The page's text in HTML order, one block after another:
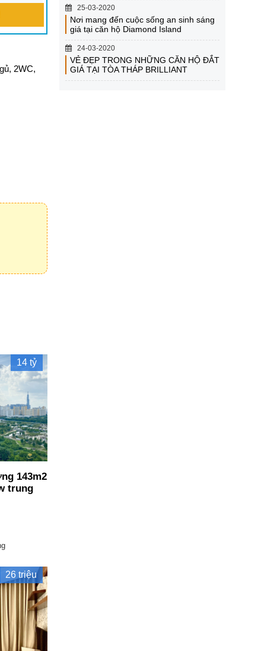
2WC,
14 tỷ
143m2
trung
26 triệu
25-03-2020
Nơi mang đến cuộc sống an sinh sáng
giá tại căn hộ Diamond Island
24-03-2020
VẺ ĐẸP TRONG NHỮNG CĂN HỘ ĐẮT
GIÁ TẠI TÒA THÁP BRILLIANT